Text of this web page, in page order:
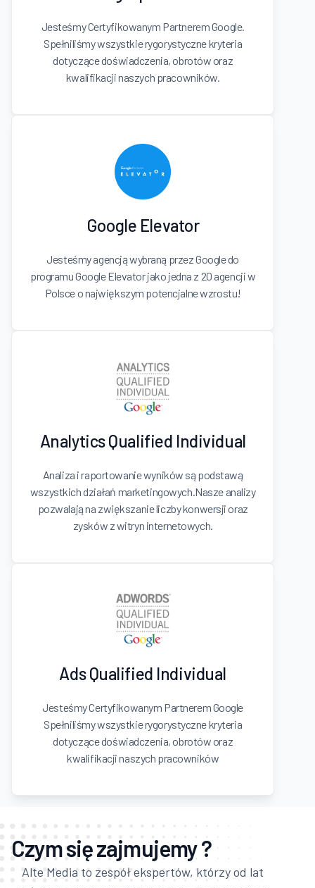
Jesteśmy Certyfikowanym Partnerem Google.
Spełniliśmy wszystkie rygorystyczne kryteria
dotyczące doświadczenia, obrotów oraz
kwalifikacji naszych pracowników.
Google Elevator
Jesteśmy agencją wybraną przez Google do
programu Google Elevator jako jedna z 20 agencji w
Polsce o największym potencjalne wzrostu!
Analytics Qualified Individual
Analiza i raportowanie wyników są podstawą
wszystkich działań marketingowych.Nasze analizy
pozwalają na zwiększanie liczby konwersji oraz
zysków z witryn internetowych.
Ads Qualified Individual
Jesteśmy Certyfikowanym Partnerem Google
Spełniliśmy wszystkie rygorystyczne kryteria
dotyczące doświadczenia, obrotów oraz
kwalifikacji naszych pracowników
Czym się zajmujemy ?
Alte Media to zespół ekspertów, którzy od lat